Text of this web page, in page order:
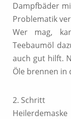
Dampfbäder
Problematik
Wer mag,
Teebaumöl
auch gut hilft.
Öle brennen in
2. Schritt
Heilerdemaske